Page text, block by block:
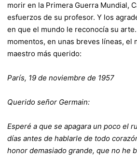
morir en la Primera Guerra Mundial,
esfuerzos de su profesor. Y los
en que el mundo le reconocía su
momentos, en unas breves líneas, el
maestro más querido:
París, 19 de noviembre de 1957
Querido señor Germain:
Esperé a que se apagara un poco el
días antes de hablarle de todo
honor demasiado grande, que no he